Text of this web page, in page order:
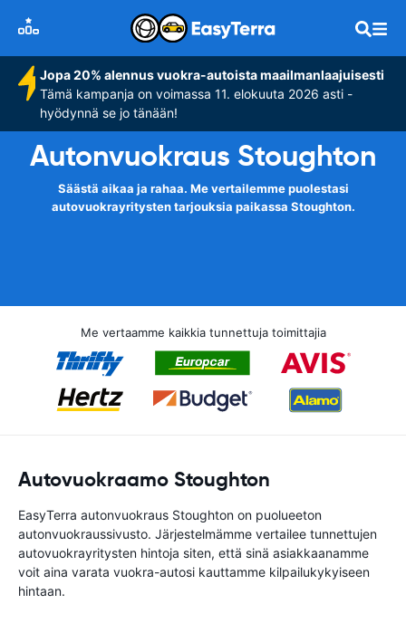
Jopa 20% alennus vuokra-autoista maailmanlaajuisesti
Tämä kampanja on voimassa 11. elokuuta 2026 asti -
hyödynnä se jo tänään!
Autonvuokraus Stoughton
Säästä aikaa ja rahaa. Me vertailemme puolestasi
autovuokrayritysten tarjouksia paikassa Stoughton.
Me vertaamme kaikkia tunnettuja toimittajia
Autovuokraamo Stoughton
EasyTerra autonvuokraus Stoughton on puolueeton
autonvuokraussivusto. Järjestelmämme vertailee tunnettujen
autovuokrayritysten hintoja siten, että sinä asiakkaanamme
voit aina varata vuokra-autosi kauttamme kilpailukykyiseen
hintaan.